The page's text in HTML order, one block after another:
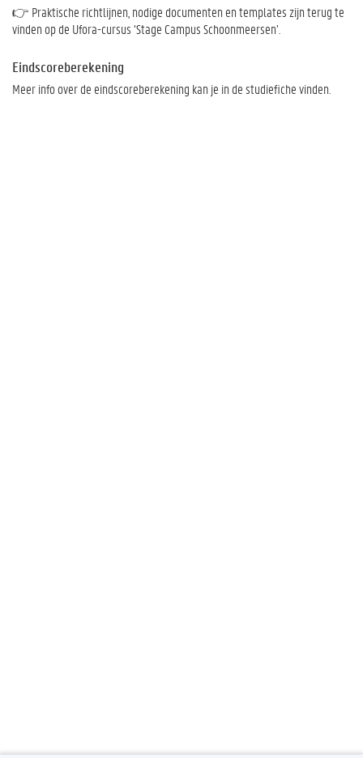
👉 Praktische richtlijnen, nodige documenten en templates zijn terug te
vinden op de Ufora-cursus ‘Stage Campus Schoonmeersen’.
Eindscoreberekening
Meer info over de eindscoreberekening kan je in de studiefiche vinden.